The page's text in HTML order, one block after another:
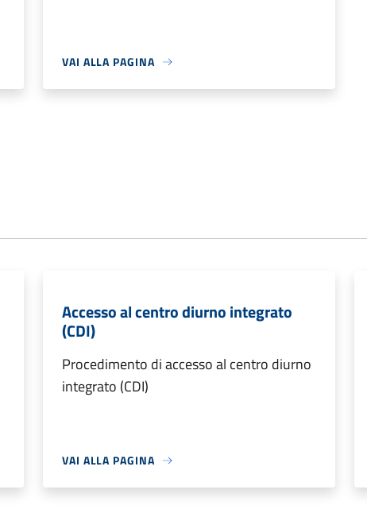
VAI ALLA PAGINA
Accesso al centro diurno integrato
(CDI)
Procedimento di accesso al centro diurno
integrato (CDI)
VAI ALLA PAGINA